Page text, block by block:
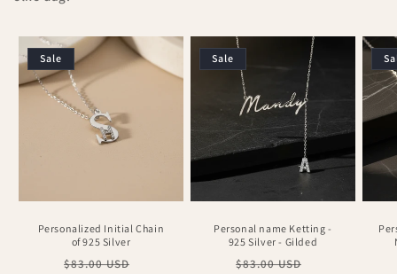
Sale
Personalized Initial Chain
of 925 Silver
Regular
$83.00 USD
Sale
Personal name Ketting -
925 Silver - Gilded
Regular
$83.00 USD